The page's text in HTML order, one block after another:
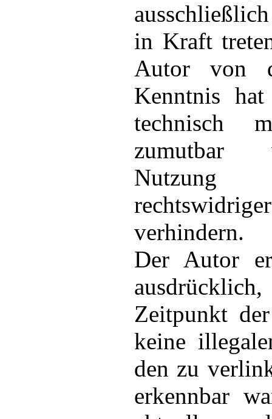
in Kraft
Autor von
Kenntnis
technisch
verhindern.
Der Autor
Zeitpunkt
keine
den zu
erkennbar